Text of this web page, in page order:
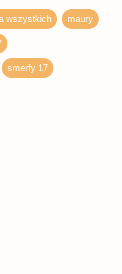
wszystkich maury
smerfy 17